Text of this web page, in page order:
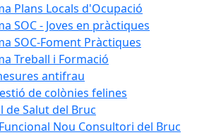
Plans Locals d'Ocupació
SOC - Joves en pràctiques
SOC-Foment Pràctiques
Treball i Formació
antifrau
de colònies felines
de Salut del Bruc
Nou Consultori del Bruc